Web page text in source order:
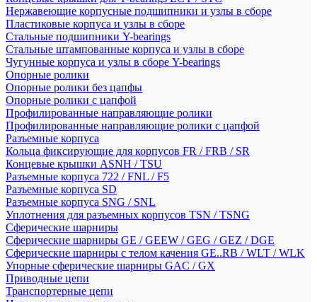
Нержавеющие корпусные подшипники и узлы в сборе
Пластиковые корпуса и узлы в сборе
Стальные подшипники Y-bearings
Стальные штампованные корпуса и узлы в сборе
Чугунные корпуса и узлы в сборе Y-bearings
Опорные ролики
Опорные ролики без цапфы
Опорные ролики с цапфой
Профилированные направляющие ролики
Профилированные направляющие ролики с цапфой
Разъемные корпуса
Кольца фиксирующие для корпусов FR / FRB / SR
Концевые крышки ASNH / TSU
Разъемные корпуса 722 / FNL / F5
Разъемные корпуса SD
Разъемные корпуса SNG / SNL
Уплотнения для разъемных корпусов TSN / TSNG
Сферические шарниры
Сферические шарниры GE / GEEW / GEG / GEZ / DGE
Сферические шарниры с телом качения GE..RB / WLT / WLK
Упорные сферические шарниры GAC / GX
Приводные цепи
Транспортерные цепи